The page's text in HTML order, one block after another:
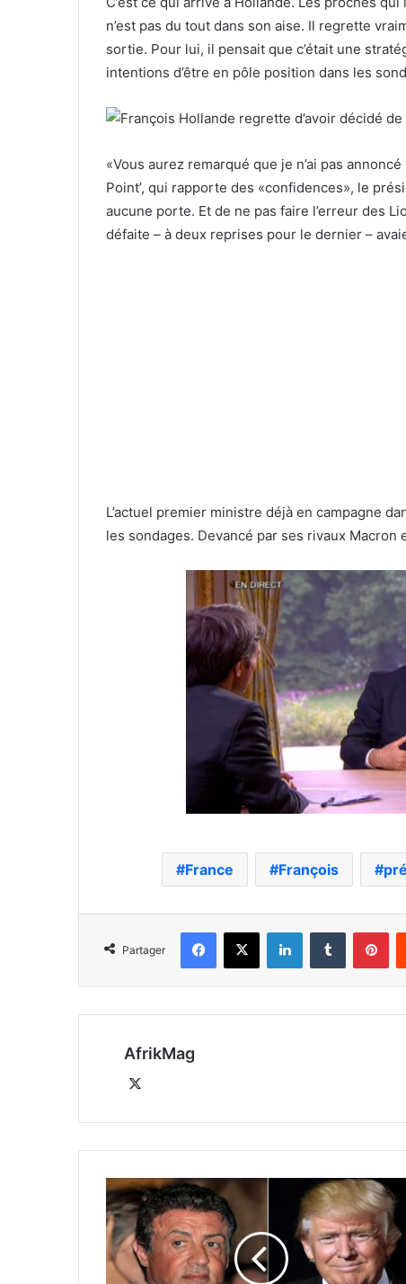
n’est pas du tout dans son aise. Il regrette
sortie. Pour lui, il pensait que c’était une
intentions d’être en pôle position dans les
«Vous aurez remarqué que je n’ai pas
Point’, qui rapporte des «confidences», le
aucune porte. Et de ne pas faire l’erreur des
défaite – à deux reprises pour le dernier –
L’actuel premier ministre déjà en campagne
les sondages. Devancé par ses rivaux
France François
Partager
Facebook
X LinkedinTumblr
AfrikMag